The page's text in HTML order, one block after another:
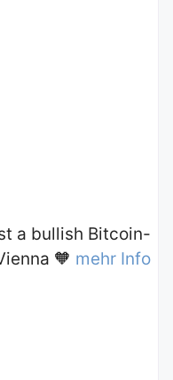
a bullish Bitcoin-
🧡 mehr Info